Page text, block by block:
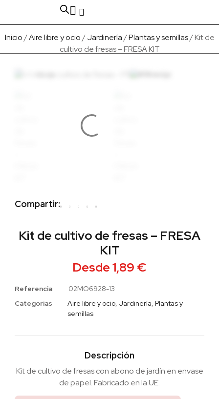
Inicio/Aire libre y ocio/Jardinería/Plantas y semillas/ Kit de
cultivo de fresas – FRESA KIT
Kit de cultivo de fresas – FRESA
KIT
Desde1,89 €
Referencia
02MO6928-13
Categorias
Aire libre y ocio, Jardinería, Plantas y
semillas
Descripción
Kit de cultivo de fresas con abono de jardín en envase
de papel. Fabricado en la UE.
Compartir: